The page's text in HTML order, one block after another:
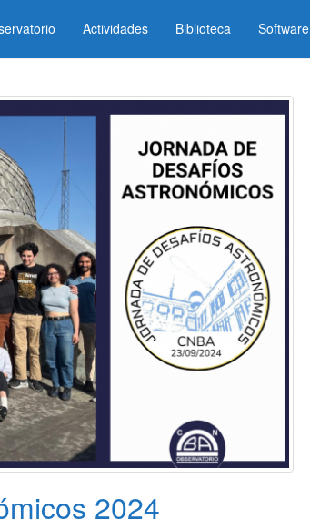
Actividades Biblioteca Software
2024